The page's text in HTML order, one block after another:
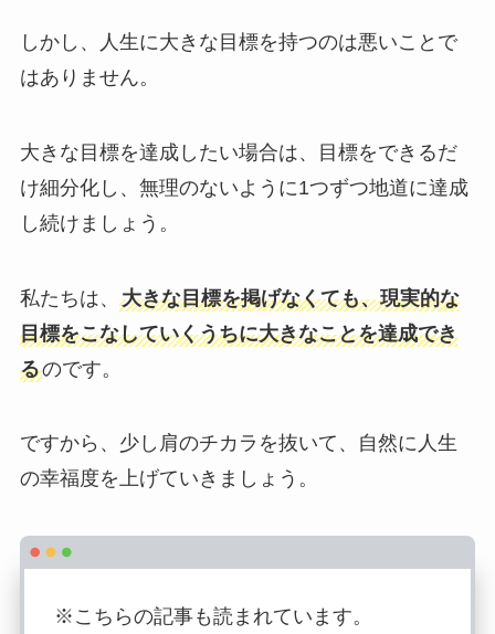
しかし、人生に大きな目標を持つのは悪いことで
はありません。
大きな目標を達成したい場合は、目標をできるだ
け細分化し、無理のないように1つずつ地道に達成
し続けましょう。
私たちは、 大きな目標を掲げなくても、現実的な
目標をこなしていくうちに大きなことを達成でき
るのです。
ですから、少し肩のチカラを抜いて、自然に人生
の幸福度を上げていきましょう。
※こちらの記事も読まれています。